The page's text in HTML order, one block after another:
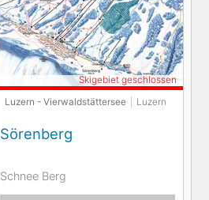
Luzern - Vierwaldstättersee Luzern
Sörenberg
Skigebiet geschlossen
Schnee Berg